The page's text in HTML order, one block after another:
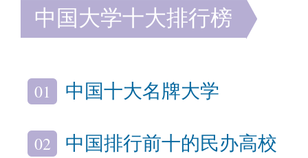
中国大学十大排行榜
01 中国十大名牌大学
02 中国排行前十的民办高校